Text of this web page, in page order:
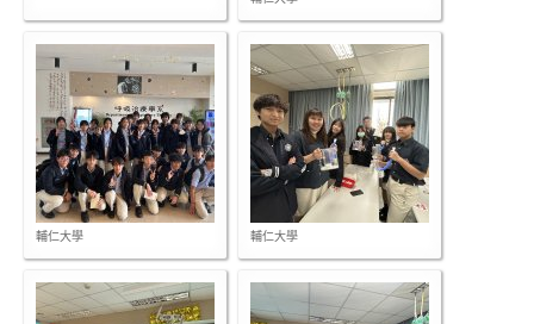
輔仁大學 輔仁大學